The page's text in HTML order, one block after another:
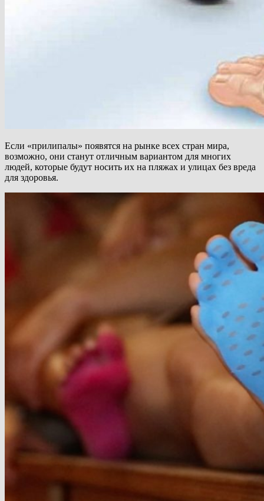
Если «прилипалы» появятся на рынке всех стран мира,
возможно, они станут отличным вариантом для многих
людей, которые будут носить их на пляжах и улицах без вреда
для здоровья.